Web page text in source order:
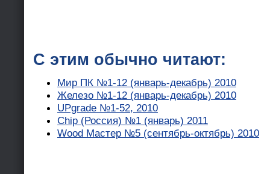
С этим обычно читают:
Мир ПК №1-12 (январь-декабрь) 2010
Железо №1-12 (январь-декабрь) 2010
UPgrade №1-52, 2010
Chip (Россия) №1 (январь) 2011
Wood Мастер №5 (сентябрь-октябрь) 2010